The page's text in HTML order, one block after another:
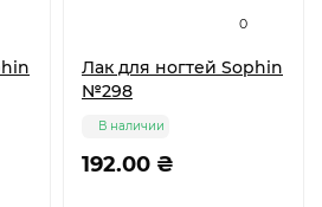
0
Лак для ногтей Sophin
№298
192.00 ₴
В наличии